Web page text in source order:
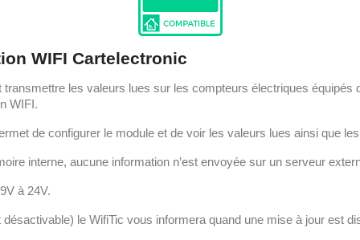
WIFI Cartelectronic
les valeurs lues sur les compteurs électriques équipés
WIFI.
de configurer le module et de voir les valeurs lues ainsi que
interne, aucune information n’est envoyée sur un serveur
à 24V.
le WifiTic vous informera quand une mise à jour est